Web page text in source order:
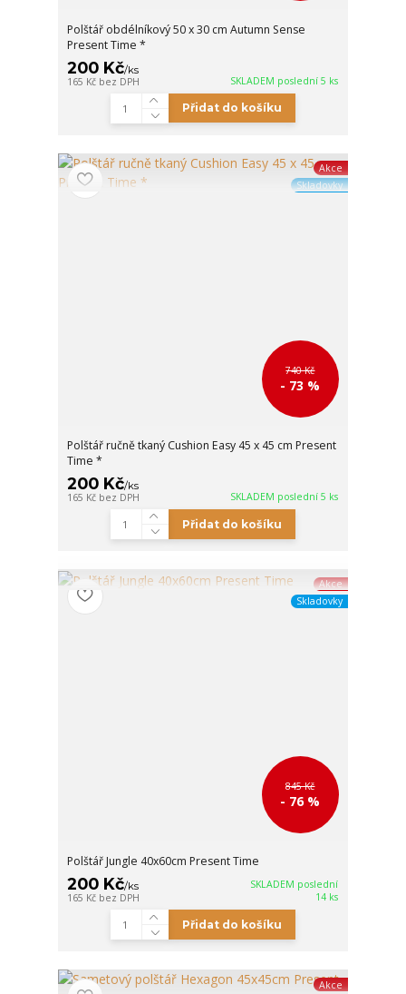
Polštář obdélníkový 50 x 30 cm Autumn Sense
Present Time *
200 Kč/ks
165 Kč bez DPH SKLADEM poslední 5 ks
Přidat do košíku
Akce
Skladovky
740 Kč
- 73 %
Polštář ručně tkaný Cushion Easy 45 x 45 cm Present
Time *
200 Kč/ks
165 Kč bez DPH SKLADEM poslední 5 ks
Přidat do košíku
Akce
Skladovky
845 Kč
- 76 %
Polštář Jungle 40x60cm Present Time
200 Kč/ks
165 Kč bez DPH
SKLADEM poslední
14 ks
Přidat do košíku
Akce